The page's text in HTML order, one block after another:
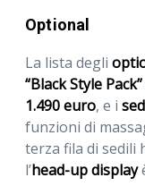
Optional
La lista degli
“Black Style Pack”
1.490 euro, e i
funzioni di
terza fila di sedili
l’head-up display